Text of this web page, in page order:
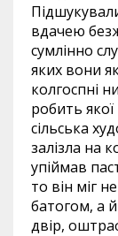
вдачею
сумлінно
яких вони
колгоспні
робить
сільська
залізла на
упіймав
то він міг
батогом, а
двір,